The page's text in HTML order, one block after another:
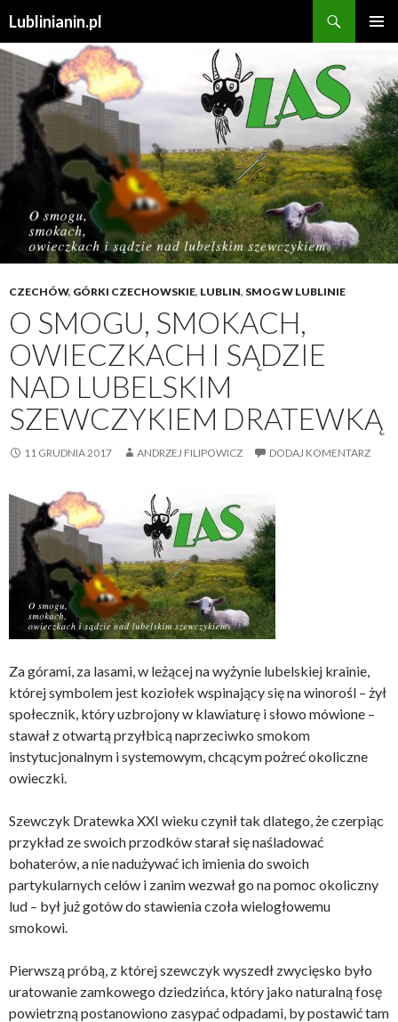
Lublinianin.pl
DO
TREŚCI
CZECHÓW, GÓRKI CZECHOWSKIE, LUBLIN, SMOG W LUBLINIE
O SMOGU, SMOKACH,
OWIECZKACH I SĄDZIE
NAD LUBELSKIM
SZEWCZYKIEM DRATEWKĄ
11 GRUDNIA 2017 ANDRZEJ FILIPOWICZ DODAJ KOMENTARZ
Za górami, za lasami, w leżącej na wyżynie lubelskiej krainie,
której symbolem jest koziołek wspinający się na winorośl – żył
społecznik, który uzbrojony w klawiaturę i słowo mówione –
stawał z otwartą przyłbicą naprzeciwko smokom
instytucjonalnym i systemowym, chcącym pożreć okoliczne
owieczki.
Szewczyk Dratewka XXI wieku czynił tak dlatego, że czerpiąc
przykład ze swoich przodków starał się naśladować
bohaterów, a nie nadużywać ich imienia do swoich
partykularnych celów i zanim wezwał go na pomoc okoliczny
lud – był już gotów do stawienia czoła wielogłowemu
smokowi.
Pierwszą próbą, z której szewczyk wyszedł zwycięsko było
uratowanie zamkowego dziedzińca, który jako naturalną fosę
powietrzną postanowiono zasypać odpadami, by postawić tam